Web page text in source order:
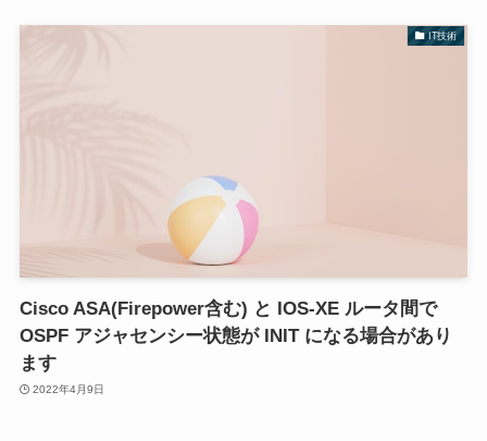
IT技術
Cisco ASA(Firepower含む) と IOS-XE ルータ間で
OSPF アジャセンシー状態が INIT になる場合があり
ます
2022年4月9日